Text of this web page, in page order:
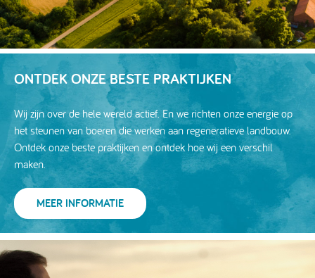
ONTDEK ONZE BESTE PRAKTIJKEN
Wij zijn over de hele wereld actief. En we richten onze energie op
het steunen van boeren die werken aan regeneratieve landbouw.
Ontdek onze beste praktijken en ontdek hoe wij een verschil
maken.
MEER INFORMATIE